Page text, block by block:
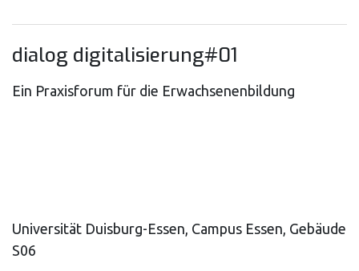
dialog digitalisierung#01
Ein Praxisforum für die Erwachsenenbildung
Universität Duisburg-Essen, Campus Essen, Gebäude
S06